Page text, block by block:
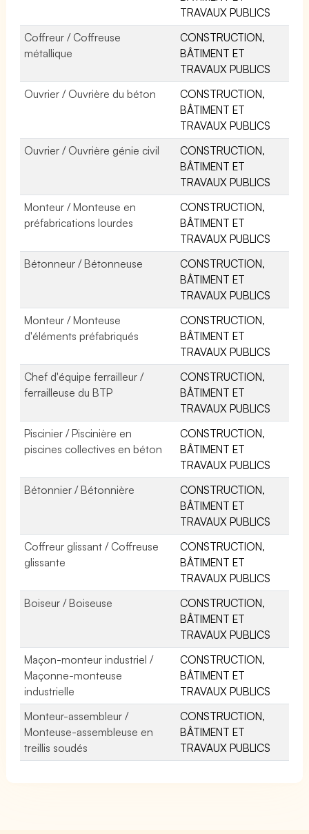
TRAVAUX PUBLICS
Coffreur / Coffreuse
métallique
CONSTRUCTION,
BÂTIMENT ET
TRAVAUX PUBLICS
Ouvrier / Ouvrière du béton
CONSTRUCTION,
BÂTIMENT ET
TRAVAUX PUBLICS
Ouvrier / Ouvrière génie civil
CONSTRUCTION,
BÂTIMENT ET
TRAVAUX PUBLICS
Monteur / Monteuse en
préfabrications lourdes
CONSTRUCTION,
BÂTIMENT ET
TRAVAUX PUBLICS
Bétonneur / Bétonneuse
CONSTRUCTION,
BÂTIMENT ET
TRAVAUX PUBLICS
Monteur / Monteuse
d'éléments préfabriqués
CONSTRUCTION,
BÂTIMENT ET
TRAVAUX PUBLICS
Chef d'équipe ferrailleur /
ferrailleuse du BTP
CONSTRUCTION,
BÂTIMENT ET
TRAVAUX PUBLICS
Piscinier / Piscinière en
piscines collectives en béton
CONSTRUCTION,
BÂTIMENT ET
TRAVAUX PUBLICS
Bétonnier / Bétonnière
CONSTRUCTION,
BÂTIMENT ET
TRAVAUX PUBLICS
Coffreur glissant / Coffreuse
glissante
CONSTRUCTION,
BÂTIMENT ET
TRAVAUX PUBLICS
Boiseur / Boiseuse
CONSTRUCTION,
BÂTIMENT ET
TRAVAUX PUBLICS
Maçon-monteur industriel /
Maçonne-monteuse
industrielle
CONSTRUCTION,
BÂTIMENT ET
TRAVAUX PUBLICS
Monteur-assembleur /
Monteuse-assembleuse en
treillis soudés
CONSTRUCTION,
BÂTIMENT ET
TRAVAUX PUBLICS